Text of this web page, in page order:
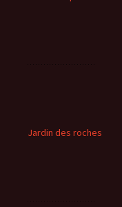
Jardin des roches